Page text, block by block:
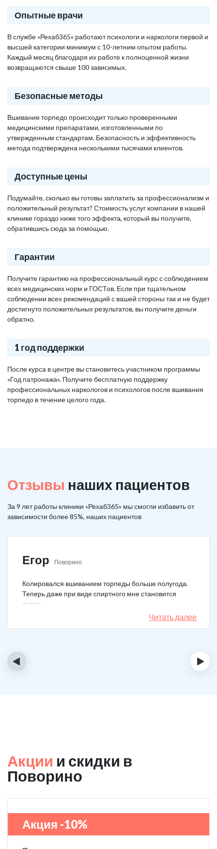
Опытные врачи
В службе «Рехаб365» работают психологи и наркологи первой и
высшей категории минимум с 10-летним опытом работы.
Каждый месяц благодаря их работе к полноценной жизни
возвращаются свыше 100 зависимых.
Безопасные методы
Вшивание торпедо происходит только проверенными
медицинскими препаратами, изготовленными по
утвержденным стандартам. Безопасность и эффективность
метода подтверждена несколькими тысячами клиентов.
Доступные цены
Подумайте, сколько вы готовы заплатить за профессионализм и
положительный результат? Стоимость услуг компании в нашей
клинике гораздо ниже того эффекта, который вы получите,
обратившись сюда за помощью.
Гарантии
Получите гарантию на профессиональный курс с соблюдением
всех медицинских норм и ГОСТов. Если при тщательном
соблюдении всех рекомендаций с вашей стороны так и не будет
достигнуто положительных результатов, вы получите деньги
обратно.
1 год поддержки
После курса в центре вы становитесь участником программы
«Год патронажа». Получите бесплатную поддержку
профессиональных наркологов и психологов после вшивания
торпедо в течение целого года.
Отзывы наших пациентов
За 9 лет работы клиники «Рехаб365» мы смогли избавить от
зависимости более 85%, наших пациентов
Егор Поворино
Колировался вшиванием торпеды больше полугода.
Теперь даже при виде спиртного мне становится
дурно.
Читать далее
‹ ›
Акции и скидки в
Поворино
Акция -10%